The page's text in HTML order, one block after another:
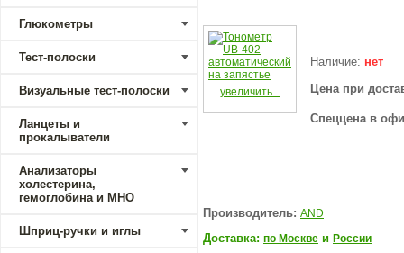
Глюкометры
Тест-полоски
Визуальные тест-полоски
Ланцеты и
прокалыватели
Анализаторы
холестерина,
гемоглобина и МНО
Шприц-ручки и иглы
увеличить...
Наличие: нет
Цена при
Спеццена в
Производитель: AND
Доставка: по Москве и России